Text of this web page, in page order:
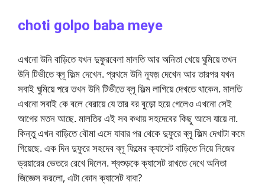
choti golpo baba meye
এখনো উনি বাড়িতে যখন দুফুরবেলা মালতি আর অনিতা খেয়ে ঘুমিয়ে তখন
উনি টিভীতে ব্লূ ফিল্ম দেখেন. প্রথমে উনি ন্যূজ় দেখেন আর তারপর যখন
সবাই ঘুমিয়ে পরে তখন উনি টিভীতে ব্লূ ফিল্ম লাগিয়ে দেখতে থাকেন. মালতি
এখনো সবাই কে বলে বেরায়ে যে তার বর বুড়ো হয়ে গেলেও এখনো সেই
আগের মতন আছে. মালতির এই সব কথায় সহদেবের কিছু আসে যায়ে না.
কিন্তু এখন বাড়িতে বৌমা এসে যাবার পর থেকে দুফুরে ব্লূ ফিল্ম দেখাটা কমে
গিয়েছে. এক দিন দুফুরে সহদেব ব্লূ ফিল্মের ক্যাসেট বাড়িতে নিয়ে নিজের
ড্রয়ারের ভেতরে রেখে দিলেন. শ্বশুড়কে ক্যাসেট রাখতে দেখে অনিতা
জিজ্ঞেস করলো, এটা কোন ক্যাসেট বাবা?